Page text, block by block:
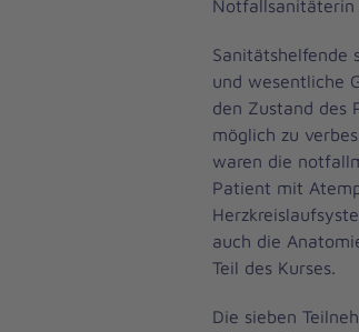
Notfallsanitäterin
Sanitätshelfende
und wesentliche
den Zustand des
möglich zu
waren die
Patient mit
auch die
Teil des Kurses.
Die sieben